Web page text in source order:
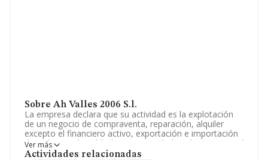
Sobre Ah Valles 2006 S.l.
La empresa declara que su actividad es la explotación
de un negocio de compraventa, reparación, alquiler
excepto el financiero activo, exportación e importación
de todo tipo de vehículos. La sociedad está inscrita en el
Registro Mercantil como Sociedad Limitada. Tiene
Ver más
Actividades relacionadas